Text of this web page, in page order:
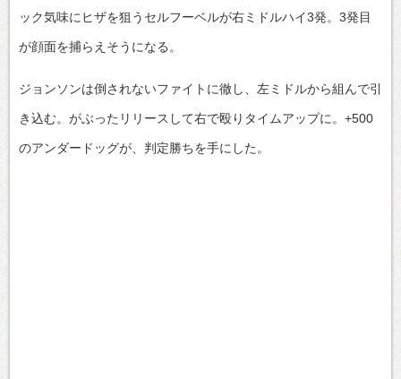
ック気味にヒザを狙うセルフーベルが右ミドルハイ3発。3発目
が顔面を捕らえそうになる。
ジョンソンは倒されないファイトに徹し、左ミドルから組んで引
き込む。がぶったリリースして右で殴りタイムアップに。+500
のアンダードッグが、判定勝ちを手にした。